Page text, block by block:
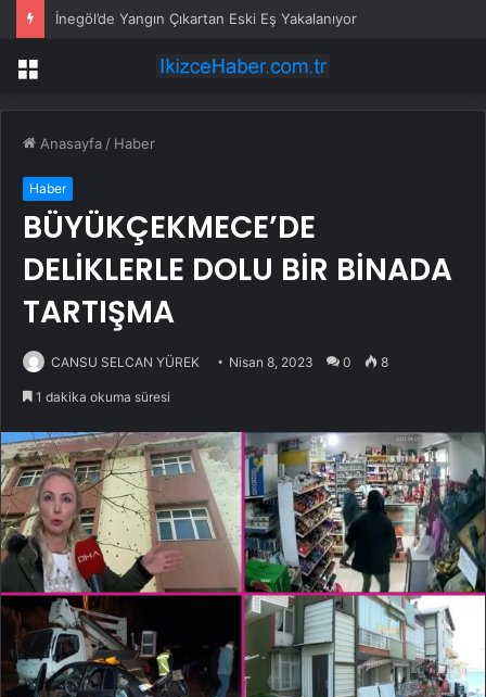
İnegöl’de Yangın Çıkartan Eski Eş Yakalanıyor
Menü
Anasayfa / Haber
Haber
BÜYÜKÇEKMECE’DE
DELİKLERLE DOLU BİR BİNADA
TARTIŞMA
CANSU SELCAN YÜREK Nisan 8, 2023 0 8
1 dakika okuma süresi